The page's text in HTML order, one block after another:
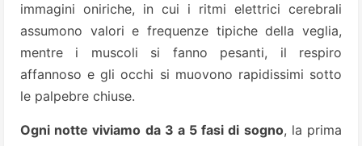
immagini oniriche, in cui i ritmi elettrici cerebrali
assumono valori e frequenze tipiche della veglia,
mentre i muscoli si fanno pesanti, il respiro
affannoso e gli occhi si muovono rapidissimi sotto
le palpebre chiuse.
Ogni notte viviamo da 3 a 5 fasi di sogno, la prima